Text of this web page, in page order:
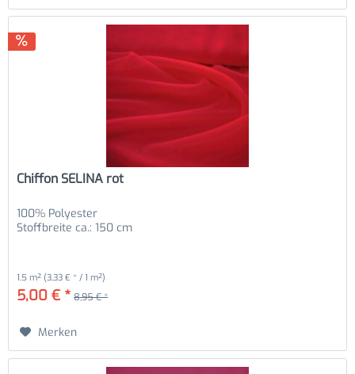
Chiffon SELINA rot
100% Polyester
Stoffbreite ca.: 150 cm
1.5 m² (3,33 € * / 1 m²)
5,00 € * 8,95 € *
Merken